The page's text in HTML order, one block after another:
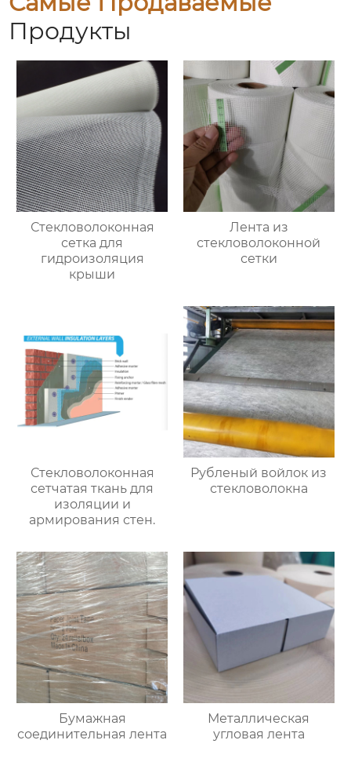
Продукты
Стекловолоконная
сетка для
гидроизоляция
крыши
Лента из
стекловолоконной
сетки
Стекловолоконная
сетчатая ткань для
изоляции и
армирования стен.
Рубленый войлок из
стекловолокна
Бумажная
соединительная лента
Металлическая
угловая лента